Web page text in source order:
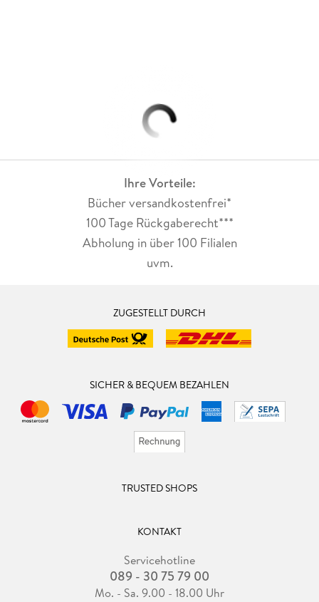
Ihre Vorteile:
Bücher versandkostenfrei*
100 Tage Rückgaberecht***
Abholung in über 100 Filialen
uvm.
ZUGESTELLT DURCH
SICHER & BEQUEM BEZAHLEN
TRUSTED SHOPS
KONTAKT
Servicehotline
089 - 30 75 79 00
Mo. - Sa. 9.00 - 18.00 Uhr